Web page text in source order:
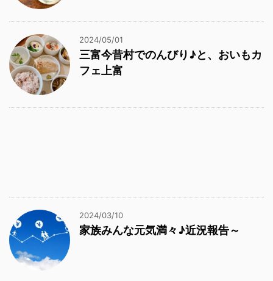
2024/05/01
三富今昔村でのんびり♪と、おいもカ
フェ上富
2024/03/10
家族みんな元気満々♪近況報告～